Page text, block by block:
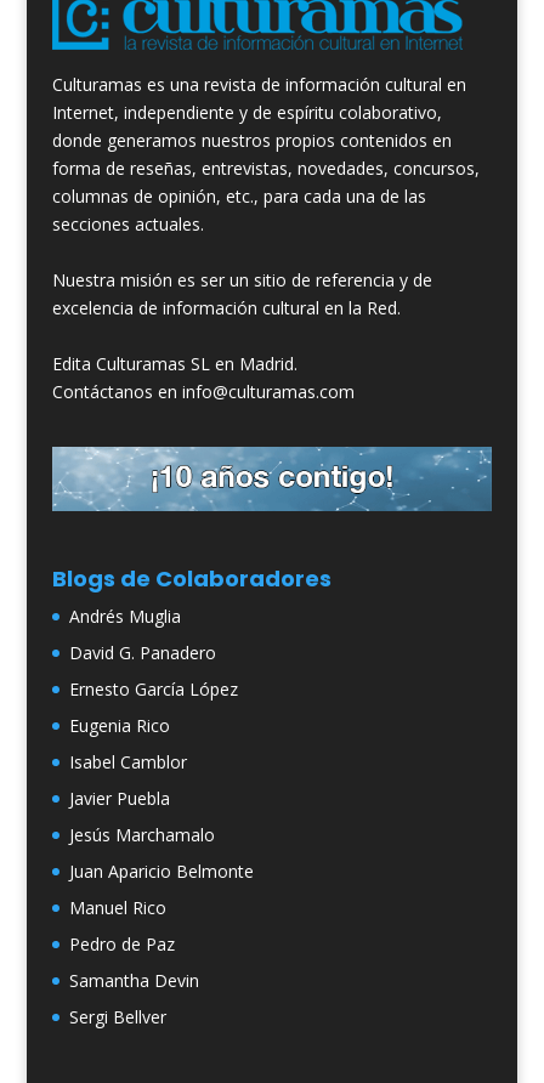
Culturamas es una revista de información cultural en
Internet, independiente y de espíritu colaborativo,
donde generamos nuestros propios contenidos en
forma de reseñas, entrevistas, novedades, concursos,
columnas de opinión, etc., para cada una de las
secciones actuales.
Nuestra misión es ser un sitio de referencia y de
excelencia de información cultural en la Red.
Edita Culturamas SL en Madrid.
Contáctanos en info@culturamas.com
Blogs de Colaboradores
Andrés Muglia
David G. Panadero
Ernesto García López
Eugenia Rico
Isabel Camblor
Javier Puebla
Jesús Marchamalo
Juan Aparicio Belmonte
Manuel Rico
Pedro de Paz
Samantha Devin
Sergi Bellver